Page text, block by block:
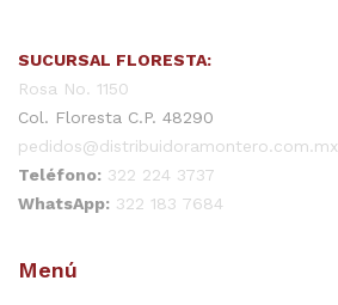
SUCURSAL FLORESTA:
Rosa No. 1150
Col. Floresta C.P. 48290
pedidos@distribuidoramontero.com.mx
Teléfono: 322 224 3737
WhatsApp: 322 183 7684
Menú